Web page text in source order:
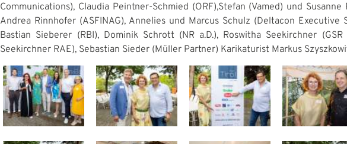
Communications), Claudia Peintner-Schmied (ORF),Stefan (Vamed) und Susanne
Andrea Rinnhofer (ASFINAG), Annelies und Marcus Schulz (Deltacon Executive
Bastian Sieberer (RBI), Dominik Schrott (NR a.D.), Roswitha Seekirchner (GSR
Seekirchner RAE), Sebastian Sieder (Müller Partner) Karikaturist Markus